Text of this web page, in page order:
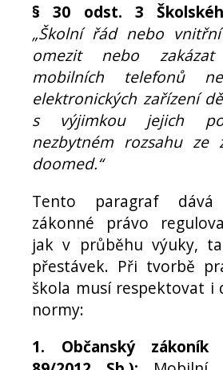
§ 30 odst. 3
„Školní řád nebo
omezit nebo zakázat
mobilních telefonů
elektronických zařízení
s výjimkou jejich
nezbytném rozsahu ze
doomed.“
Tento paragraf dává
zákonné právo
jak v průběhu výuky,
přestávek. Při tvorbě
škola musí respektovat i
normy:
1. Občanský zákoník